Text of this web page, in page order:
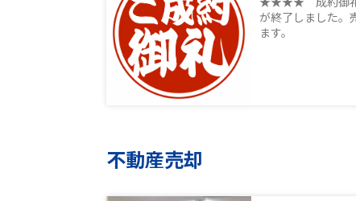
が終了しました。
ます。
不動産売却